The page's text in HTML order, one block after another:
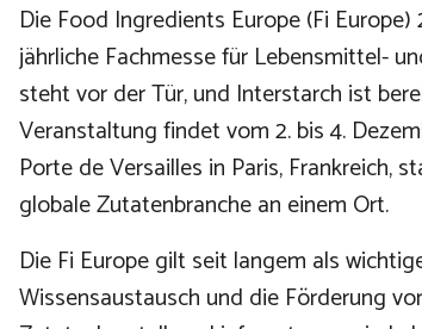
Die Food Ingredients Europe (Fi
jährliche Fachmesse für Lebensmittel-
steht vor der Tür, und Interstarch ist
Veranstaltung findet vom 2. bis 4.
Porte de Versailles in Paris, Frankreich,
globale Zutatenbranche an einem Ort.
Die Fi Europe gilt seit langem als
Wissensaustausch und die Förderung